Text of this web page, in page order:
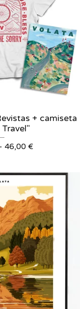
+ camiseta
- 46,00 €